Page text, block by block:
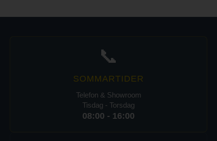
📞
SOMMARTIDER
Telefon & Showroom
Tisdag - Torsdag
08:00 - 16:00